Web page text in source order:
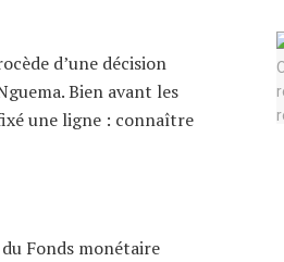
d’une décision
Bien avant les
une ligne : connaître
Fonds monétaire